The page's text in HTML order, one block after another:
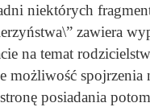
niektórych
zawiera
na temat
możliwość spojrzenia
posiadania